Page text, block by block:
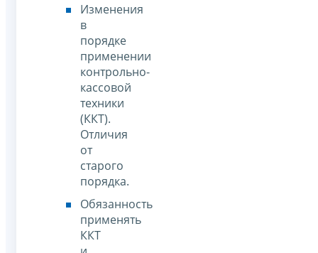
Изменения
в
порядке
применении
контрольно-
кассовой
техники
(ККТ).
Отличия
от
старого
порядка.
Обязанность
применять
ККТ